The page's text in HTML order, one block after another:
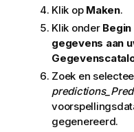
Klik op Maken.
Klik onder
gegevens aan
Zoek en
gegenereerd.